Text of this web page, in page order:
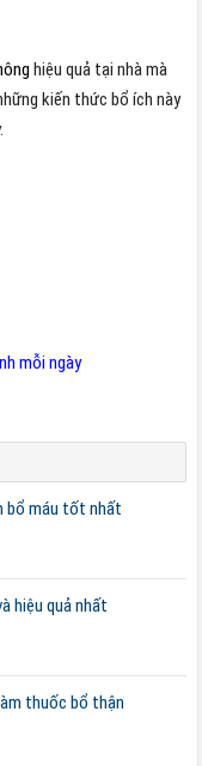
hiệu quả tại nhà mà
kiến thức bổ ích này
mỗi ngày
bổ máu tốt nhất
hiệu quả nhất
thuốc bổ thận